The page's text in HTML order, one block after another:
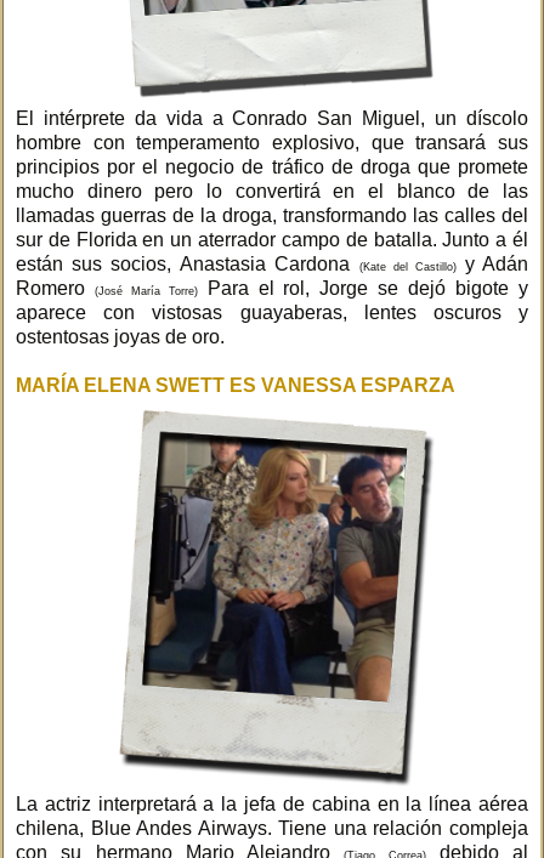
El intérprete da vida a Conrado San Miguel, un díscolo
hombre con temperamento explosivo, que transará sus
principios por el negocio de tráfico de droga que promete
mucho dinero pero lo convertirá en el blanco de las
llamadas guerras de la droga, transformando las calles del
sur de Florida en un aterrador campo de batalla. Junto a él
están sus socios, Anastasia Cardona
(Kate del Castillo)y Adán
Romero
(José María Torre)Para el rol, Jorge se dejó bigote y
aparece con vistosas guayaberas, lentes oscuros y
ostentosas joyas de oro.
MARÍA ELENA SWETT ES VANESSA ESPARZA
La actriz interpretará a la jefa de cabina en la línea aérea
chilena, Blue Andes Airways. Tiene una relación compleja
con su hermano Mario Alejandro(Tiago Correa)debido al